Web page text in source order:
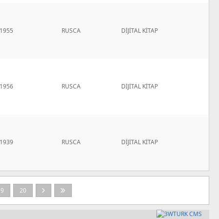
1955 RUSCA DİJİTAL KİTAP
1956 RUSCA DİJİTAL KİTAP
1939 RUSCA DİJİTAL KİTAP
20